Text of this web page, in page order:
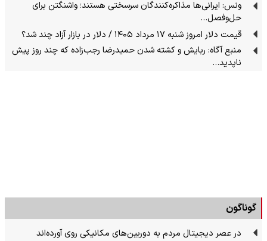
ونس: ایرانی‌ها مذاکره‌کنندگان سرسختی هستند؛ واشنگتن برای
حل‌وفصل…
قیمت دلار امروز شنبه ۱۷ مرداد ۱۴۰۵ / دلار در بازار آزاد چند شد؟
منبع آگاه: ربایش و کشته شدن حمیدرضا رجب‌زاده که چند روز پیش
ناپدید…
گوناگون
در عصر دیجیتال مردم به دوربین‌های مکانیکی روی آورده‌اند